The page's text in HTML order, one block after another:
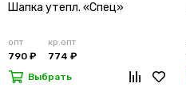
Шапка утепл. «Спец»
опт
790 ₽
кр.опт
774 ₽
Выбрать